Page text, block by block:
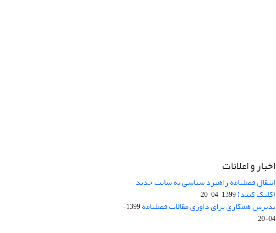
اخبار و اعلانات
انتقال فصلنامه راهبرد سیاسی به سایت جدید
(کلیک کنید)1399-04-20
پذیرش همکاری برای داوری مقالات فصلنامه
1399-
04-20